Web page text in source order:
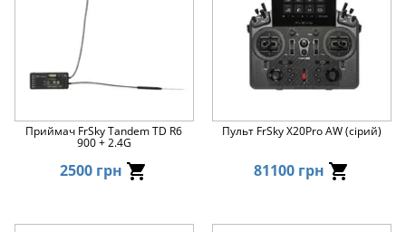
Приймач FrSky Tandem TD R6
900 + 2.4G
2500 грн
Пульт FrSky X20Pro AW (сірий)
81100 грн